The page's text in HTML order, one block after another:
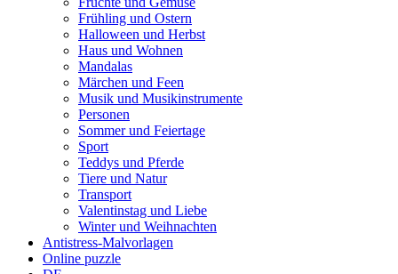
Frühling und Ostern
Halloween und Herbst
Haus und Wohnen
Mandalas
Märchen und Feen
Musik und Musikinstrumente
Personen
Sommer und Feiertage
Sport
Teddys und Pferde
Tiere und Natur
Transport
Valentinstag und Liebe
Winter und Weihnachten
Antistress-Malvorlagen
Online puzzle